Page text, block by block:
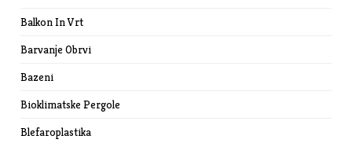
Balkon In Vrt
Barvanje Obrvi
Bazeni
Bioklimatske Pergole
Blefaroplastika